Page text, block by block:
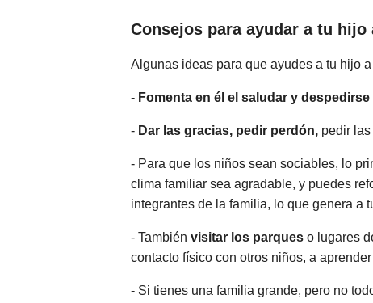
Consejos para ayudar a tu hijo
Algunas ideas para que ayudes a tu hijo
- Fomenta en él el saludar y despedirse
- Dar las gracias, pedir perdón, pedir
- Para que los niños sean sociables, lo
clima familiar sea agradable, y puedes
integrantes de la familia, lo que genera a
- También visitar los parques o lugares
contacto físico con otros niños, a
- Si tienes una familia grande, pero no